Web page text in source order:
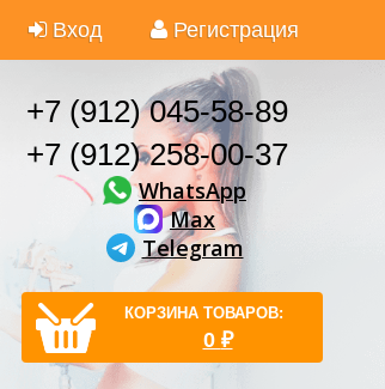
Вход Регистрация
+7 (912) 045-58-89
+7 (912) 258-00-37
WhatsApp
Max
Telegram
КОРЗИНА ТОВАРОВ:
0 ₽